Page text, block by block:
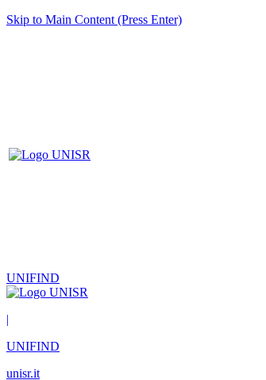
Skip to Main Content (Press Enter)
UNIFIND
|
UNIFIND
unisr.it